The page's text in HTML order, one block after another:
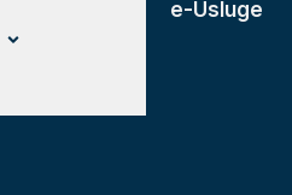
e-Usluge